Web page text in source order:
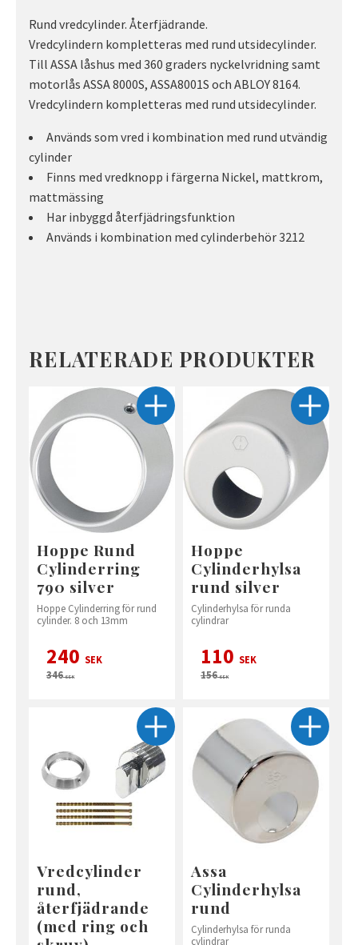
Rund vredcylinder. Återfjädrande.
Vredcylindern kompletteras med rund utsidecylinder.
Till ASSA låshus med 360 graders nyckelvridning samt
motorlås ASSA 8000S, ASSA8001S och ABLOY 8164.
Vredcylindern kompletteras med rund utsidecylinder.
Används som vred i kombination med rund utvändig
cylinder
Finns med vredknopp i färgerna Nickel, mattkrom,
mattmässing
Har inbyggd återfjädringsfunktion
Används i kombination med cylinderbehör 3212
RELATERADE PRODUKTER
Hoppe Rund
Cylinderring
790 silver
Hoppe Cylinderring för rund
cylinder. 8 och 13mm
240 SEK
346SEK
Hoppe
Cylinderhylsa
rund silver
Cylinderhylsa för runda
cylindrar
110 SEK
156SEK
Vredcylinder
rund,
återfjädrande
(med ring och
Assa
Cylinderhylsa
rund
Cylinderhylsa för runda
cylindrar